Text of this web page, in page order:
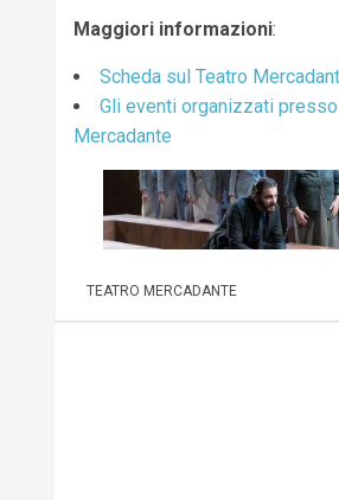
Maggiori informazioni:
Scheda sul Teatro
Gli eventi organizzati
Mercadante
TEATRO MERCADANTE